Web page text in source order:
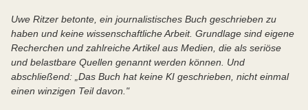
Uwe Ritzer betonte, ein journalistisches Buch geschrieben zu
haben und keine wissenschaftliche Arbeit. Grundlage sind eigene
Recherchen und zahlreiche Artikel aus Medien, die als seriöse
und belastbare Quellen genannt werden können. Und
abschließend: „Das Buch hat keine KI geschrieben, nicht einmal
einen winzigen Teil davon."